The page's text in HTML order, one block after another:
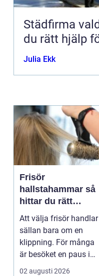
Städfirma
du rätt hjälp
Julia Ekk
Frisör
hallstahammar så
hittar du rätt
salong för stil,
kvalitet och känsla
Att välja frisör handlar
sällan bara om en
klippning. För många
är besöket en paus i
vardagen, ett s...
02 augusti 2026